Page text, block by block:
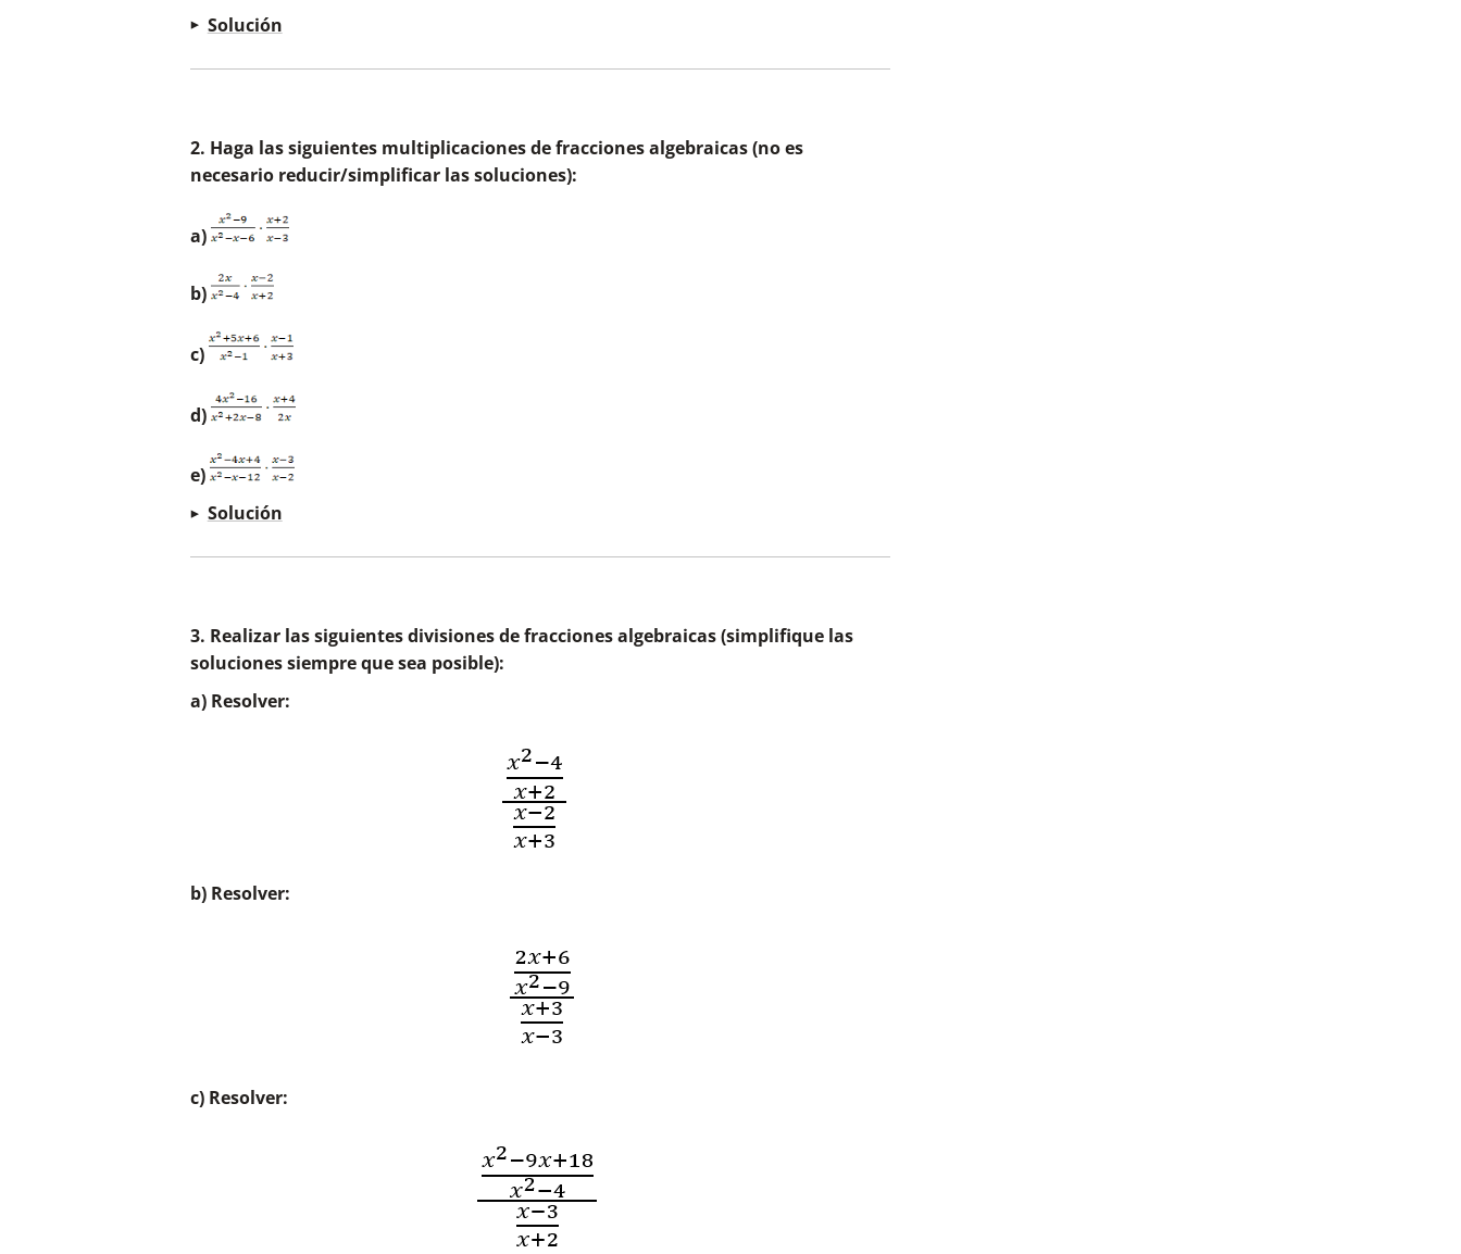
Solución
b)
d)
e)
2. Haga las siguientes multiplicaciones de fracciones algebraicas (no es
necesario reducir/simplificar las soluciones):
a)
b)
c)
d)
e)
Solución
3. Realizar las siguientes divisiones de fracciones algebraicas (simplifique las
soluciones siempre que sea posible):
a) Resolver:
b) Resolver:
c) Resolver: